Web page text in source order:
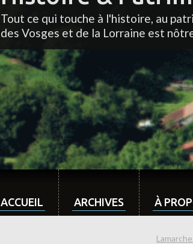
Tout ce qui touche à l'histoire, au
des Vosges et de la Lorraine est
ACCUEIL ARCHIVES À